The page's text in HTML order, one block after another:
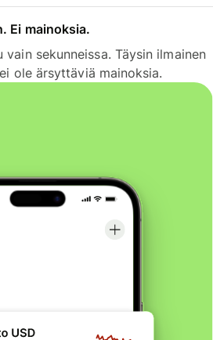
Ei mainoksia.
vain sekunneissa. Täysin ilmainen
ole ärsyttäviä mainoksia.